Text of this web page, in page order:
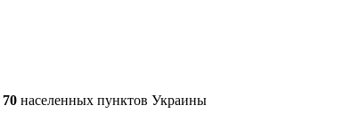
70 населенных пунктов Украины